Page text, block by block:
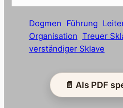
Dogmen Führung
Organisation Treuer
verständiger Sklave
📄 Als PDF